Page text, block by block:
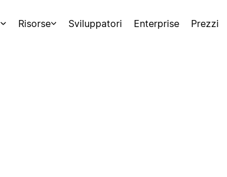
Risorse Sviluppatori Enterprise Prezzi